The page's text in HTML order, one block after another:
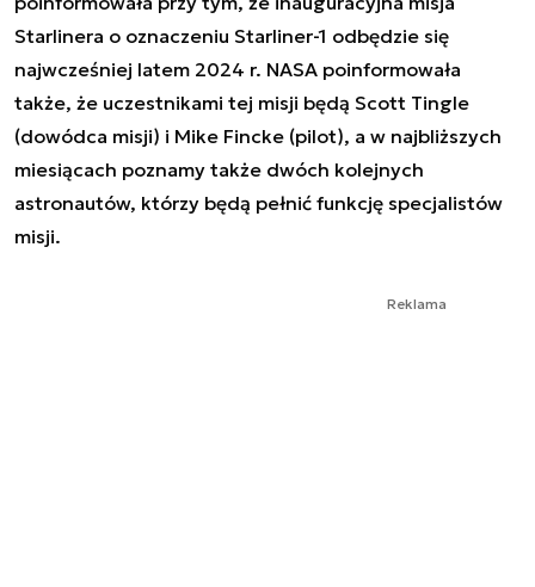
Starlinera o oznaczeniu Starliner-1 odbędzie się
najwcześniej latem 2024 r. NASA poinformowała
także, że uczestnikami tej misji będą Scott Tingle
(dowódca misji) i Mike Fincke (pilot), a w najbliższych
miesiącach poznamy także dwóch kolejnych
astronautów, którzy będą pełnić funkcję specjalistów
misji.
Reklama